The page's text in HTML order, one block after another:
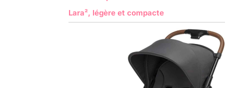
Lara², légère et compacte